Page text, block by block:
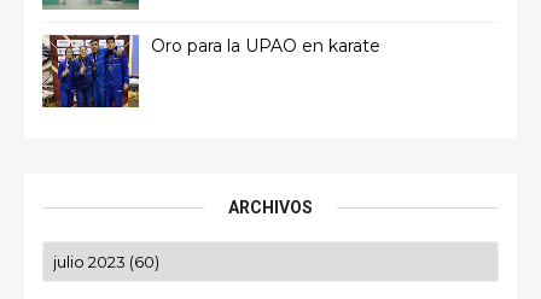
Oro para la UPAO en karate
ARCHIVOS